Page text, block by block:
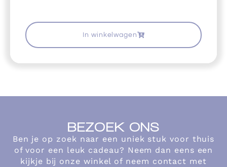
In winkelwagen
BEZOEK ONS
Ben je op zoek naar een uniek stuk voor thuis
of voor een leuk cadeau? Neem dan eens een
kijkje bij onze winkel of neem contact met